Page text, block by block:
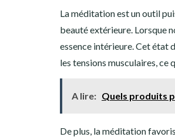
La méditation est un outil
beauté extérieure. Lorsque
essence intérieure. Cet état
les tensions musculaires, ce
A lire: Quels produits
De plus, la méditation